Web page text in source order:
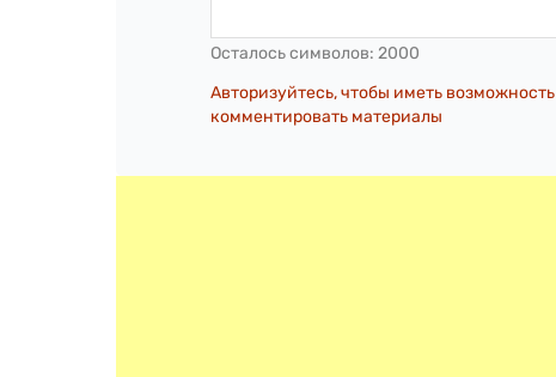
Осталось символов: 2000
Авторизуйтесь, чтобы иметь возможность
комментировать материалы